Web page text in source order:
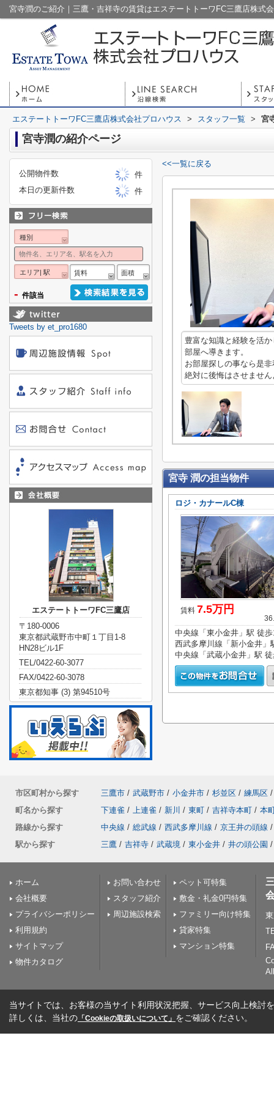
宮寺潤のご紹介｜三鷹・吉祥寺の賃貸はエステートトーワFC三鷹店株式
エステートトーワFC三鷹店株式会社プロハウス > スタッフ一覧 > 宮
宮寺潤の紹介ページ
<<一覧に戻る
豊富な知識と経験を活
部屋へ導きます。
お部屋探しの事なら是
絶対に後悔はさせません
宮寺 潤の担当物件
ロジ・カナールC棟
賃料 7.5万円
中央線「東小金井」駅 徒歩
公開物件数
件
本日の更新件数
件
種別
エリア| 駅 賃料 面積
- 件該当
Tweets by et_pro1680
エステートトーワFC三鷹店
〒180-0006
東京都武蔵野市中町１丁目1-8
HN28ビル1F
TEL/0422-60-3077
FAX/0422-60-3078
東京都知事 (3) 第94510号
市区町村から探す 三鷹市 / 武蔵野市 / 小金井市 / 杉並区 / 練馬区 /
町名から探す
下連雀 / 上連雀 / 新川 / 東町 / 吉祥寺本町 / 本
路線から探す
中央線 / 総武線 / 西武多摩川線 / 京王井の頭線 /
駅から探す
三鷹 / 吉祥寺 / 武蔵境 / 東小金井 / 井の頭公園 /
ホーム
会社概要
プライバシーポリシー
利用規約
サイトマップ
物件カタログ
お問い合わせ
スタッフ紹介
周辺施設検索
ペット可特集
敷金・礼金0円特集
ファミリー向け特集
貸家特集
マンション特集
当サイトでは、お客様の当サイト利用状況把握、サービス向上検討
詳しくは、当社の 「Cookieの取扱いについて」 をご確認ください。